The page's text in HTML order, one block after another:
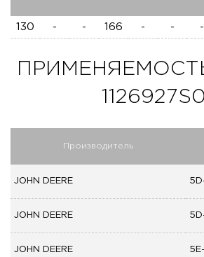
130 - - 166 - - -
ПРИМЕНЯЕМОСТЬ
Производитель
JOHN DEERE
JOHN DEERE
JOHN DEERE